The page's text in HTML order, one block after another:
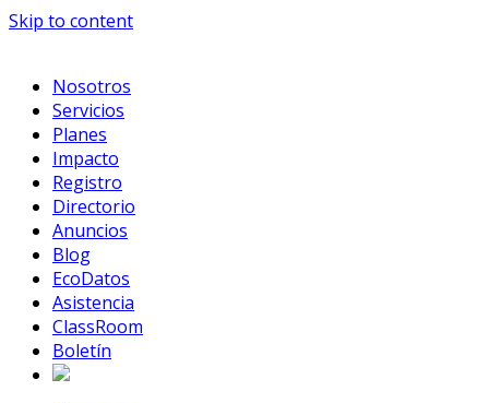
Skip to content
Nosotros
Servicios
Planes
Impacto
Registro
Directorio
Anuncios
Blog
EcoDatos
Asistencia
ClassRoom
Boletín